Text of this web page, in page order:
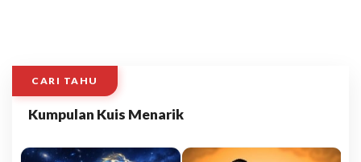
CARI TAHU
Kumpulan Kuis Menarik